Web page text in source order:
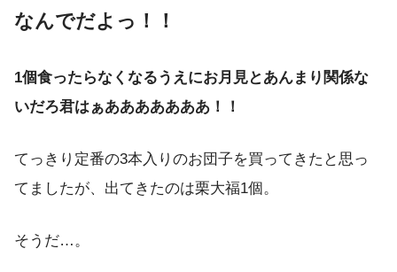
なんでだよっ！！
1個食ったらなくなるうえにお月見とあんまり関係な
いだろ君はぁあああああああ！！
てっきり定番の3本入りのお団子を買ってきたと思っ
てましたが、出てきたのは栗大福1個。
そうだ…。